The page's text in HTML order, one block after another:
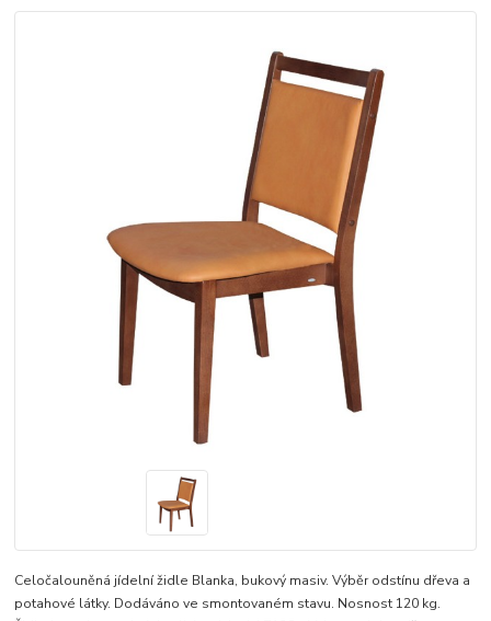
Celočalouněná jídelní židle Blanka, bukový masiv. Výběr odstínu dřeva a
potahové látky. Dodáváno ve smontovaném stavu. Nosnost 120 kg.